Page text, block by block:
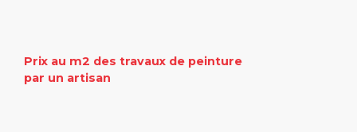
Prix au m2 des travaux de peinture
par un artisan